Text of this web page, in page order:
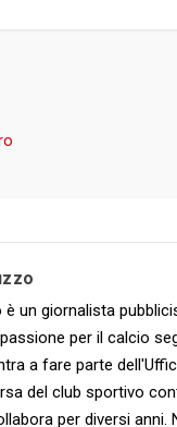
un giornalista
per il calcio
a fare parte
del club sportivo
per diversi